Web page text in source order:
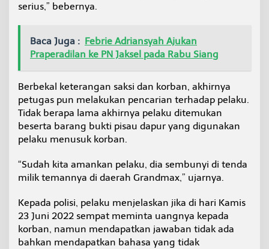
serius,” bebernya.
Baca Juga : Febrie Adriansyah Ajukan
Praperadilan ke PN Jaksel pada Rabu Siang
Berbekal keterangan saksi dan korban, akhirnya
petugas pun melakukan pencarian terhadap pelaku.
Tidak berapa lama akhirnya pelaku ditemukan
beserta barang bukti pisau dapur yang digunakan
pelaku menusuk korban.
“Sudah kita amankan pelaku, dia sembunyi di tenda
milik temannya di daerah Grandmax,” ujarnya.
Kepada polisi, pelaku menjelaskan jika di hari Kamis
23 Juni 2022 sempat meminta uangnya kepada
korban, namun mendapatkan jawaban tidak ada
bahkan mendapatkan bahasa yang tidak